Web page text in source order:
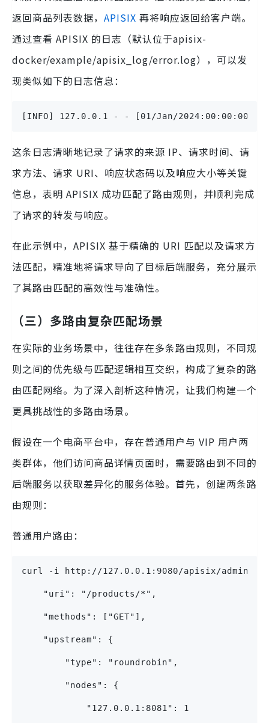
返回商品列表数据， APISIX 再将响应返回给客户端。
通过查看 APISIX 的日志（默认位于apisix-
docker/example/apisix_log/error.log），可以发
现类似如下的日志信息：
[INFO] 127.0.0.1 - - [01/Jan/2024:00:00:00
这条日志清晰地记录了请求的来源 IP、请求时间、请
求方法、请求 URI、响应状态码以及响应大小等关键
信息，表明 APISIX 成功匹配了路由规则，并顺利完成
了请求的转发与响应。
在此示例中，APISIX 基于精确的 URI 匹配以及请求方
法匹配，精准地将请求导向了目标后端服务，充分展示
了其路由匹配的高效性与准确性。
（三）多路由复杂匹配场景
在实际的业务场景中，往往存在多条路由规则，不同规
则之间的优先级与匹配逻辑相互交织，构成了复杂的路
由匹配网络。为了深入剖析这种情况，让我们构建一个
更具挑战性的多路由场景。
假设在一个电商平台中，存在普通用户与 VIP 用户两
类群体，他们访问商品详情页面时，需要路由到不同的
后端服务以获取差异化的服务体验。首先，创建两条路
由规则：
普通用户路由：
curl -i http://127.0.0.1:9080/apisix/admin/
    "uri": "/products/*",
    "methods": ["GET"],
    "upstream": {
        "type": "roundrobin",
        "nodes": {
            "127.0.0.1:8081": 1